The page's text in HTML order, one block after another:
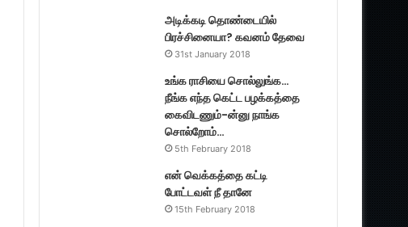
அடிக்கடி தொண்டையில்
பிரச்சினையா? கவனம் தேவை
31st January 2018
உங்க ராசியை சொல்லுங்க…
நீங்க எந்த கெட்ட பழக்கத்தை
கைவிடணும்-ன்னு நாங்க
சொல்றோம்…
5th February 2018
என் வெக்கத்தை கட்டி
போட்டவள் நீ தானே
15th February 2018